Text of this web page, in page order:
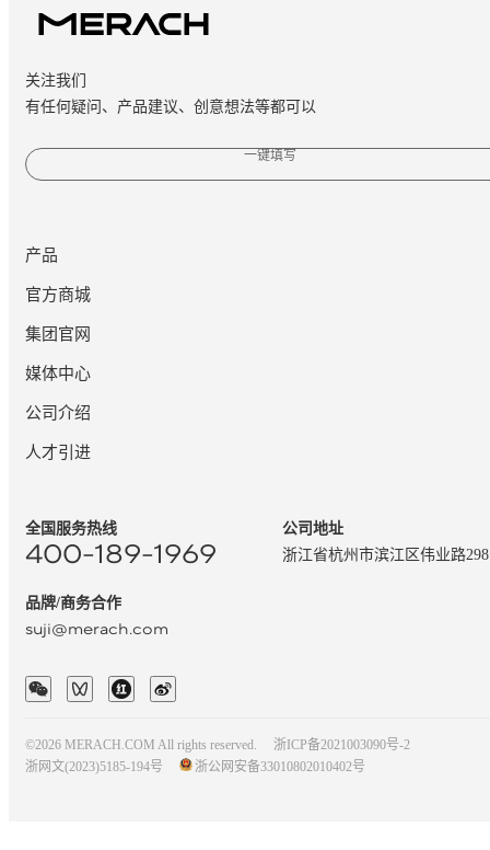
关注我们
有任何疑问、产品建议、创意想法等都可以
一键填写
产品
官方商城
集团官网
媒体中心
公司介绍
人才引进
全国服务热线
400-189-1969
品牌/商务合作
suji@merach.com
公司地址
浙江省杭州市滨江区伟业路
©2026 MERACH.COM All rights reserved.
浙ICP备2021003090号-2
浙网文(2023)5185-194号
浙公网安备33010802010402号